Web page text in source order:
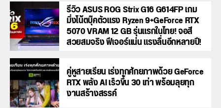
รีวิว ASUS ROG Strix G16 G614FP เกม
มิ่งโน้ตบุ๊คตัวแรง Ryzen 9+GeForce RTX
5070 VRAM 12 GB รุ่นแรกในไทย! จอสี
สวยสมจริง ฟีเจอร์แน่น แรงลื่นอีกหลายปี!
คู่หูสายเรียน เร่งทุกศักยภาพด้วย GeForce
RTX พลัง AI เร็วขึ้น 30 เท่า พร้อมลุยทุก
งานสร้างสรรค์